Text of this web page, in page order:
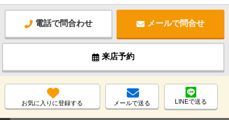
電話で問合わせ メールで問合せ
来店予約
お気に入りに登録する メールで送る LINEで送る